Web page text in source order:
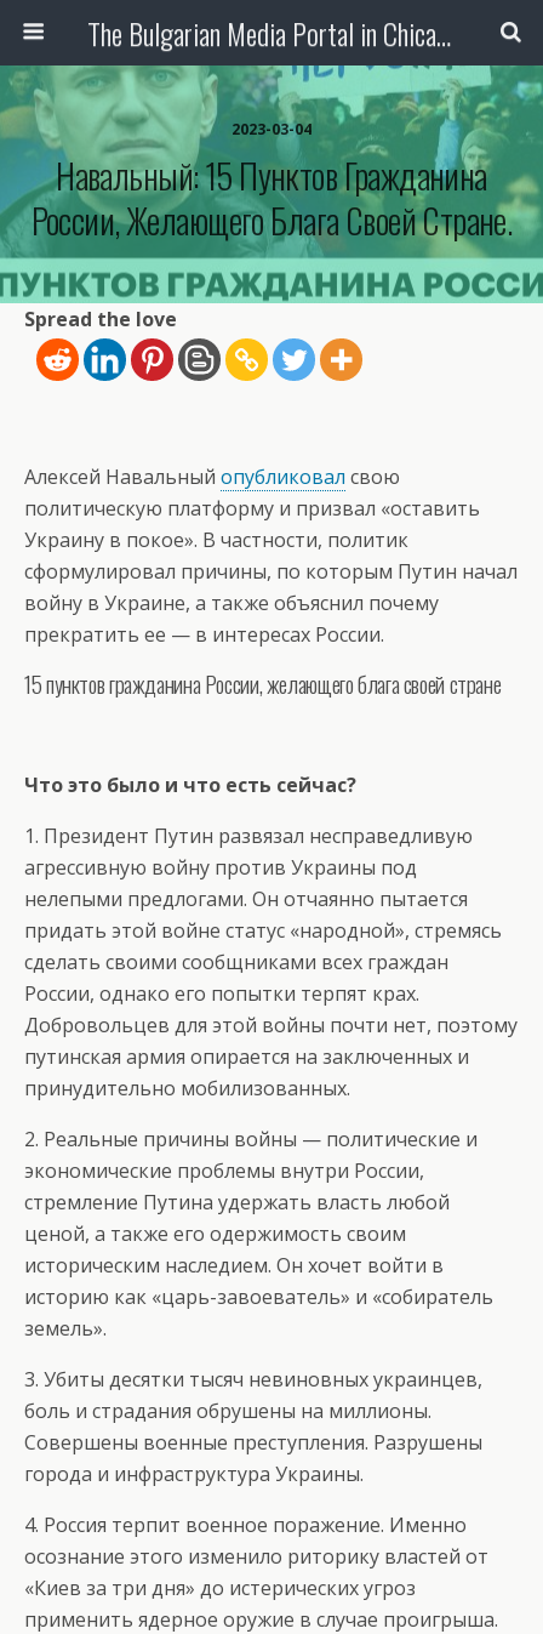
The Bulgarian Media Portal in Chicago
2023-03-04
Навальный: 15 Пунктов Гражданина
России, Желающего Блага Своей Стране.
Spread the love
Алексей Навальный опубликовал свою
политическую платформу и призвал «оставить
Украину в покое». В частности, политик
сформулировал причины, по которым Путин начал
войну в Украине, а также объяснил почему
прекратить ее — в интересах России.
15 пунктов гражданина России, желающего блага своей стране
Что это было и что есть сейчас?
1. Президент Путин развязал несправедливую
агрессивную войну против Украины под
нелепыми предлогами. Он отчаянно пытается
придать этой войне статус «народной», стремясь
сделать своими сообщниками всех граждан
России, однако его попытки терпят крах.
Добровольцев для этой войны почти нет, поэтому
путинская армия опирается на заключенных и
принудительно мобилизованных.
2. Реальные причины войны — политические и
экономические проблемы внутри России,
стремление Путина удержать власть любой
ценой, а также его одержимость своим
историческим наследием. Он хочет войти в
историю как «царь-завоеватель» и «собиратель
земель».
3. Убиты десятки тысяч невиновных украинцев,
боль и страдания обрушены на миллионы.
Совершены военные преступления. Разрушены
города и инфраструктура Украины.
4. Россия терпит военное поражение. Именно
осознание этого изменило риторику властей от
«Киев за три дня» до истерических угроз
применить ядерное оружие в случае проигрыша.